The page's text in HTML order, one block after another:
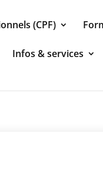
(CPF)
Infos & services